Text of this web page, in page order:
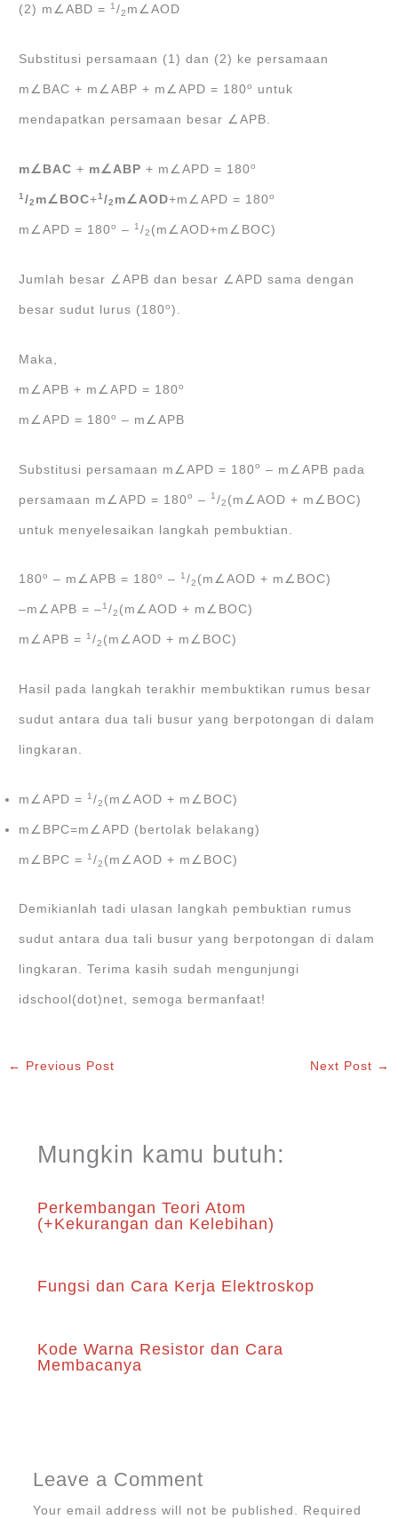
(2) m∠ABD = 1 /2 m∠AOD
Substitusi persamaan (1) dan (2) ke persamaan
m∠BAC + m∠ABP + m∠APD = 180o untuk
mendapatkan persamaan besar ∠APB.
m∠BAC + m∠ABP+ m∠APD = 180o
1 /2 m∠BOC+1 /2 m∠AOD+m∠APD = 180o
m∠APD = 180o ‒ 1 /2 (m∠AOD+m∠BOC)
Jumlah besar ∠APB dan besar ∠APD sama dengan
besar sudut lurus (180o).
Maka,
m∠APB + m∠APD = 180o
m∠APD = 180o ‒ m∠APB
Substitusi persamaan m∠APD = 180o ‒ m∠APB pada
persamaan m∠APD = 180o ‒ 1/2 (m∠AOD + m∠BOC)
untuk menyelesaikan langkah pembuktian.
180o ‒ m∠APB = 180o ‒ 1/2 (m∠AOD + m∠BOC)
‒m∠APB = ‒1/2 (m∠AOD + m∠BOC)
m∠APB = 1/2 (m∠AOD + m∠BOC)
Hasil pada langkah terakhir membuktikan rumus besar
sudut antara dua tali busur yang berpotongan di dalam
lingkaran.
m∠APD = 1 /2 (m∠AOD + m∠BOC)
m∠BPC=m∠APD (bertolak belakang)
m∠BPC = 1 /2 (m∠AOD + m∠BOC)
Demikianlah tadi ulasan langkah pembuktian rumus
sudut antara dua tali busur yang berpotongan di dalam
lingkaran. Terima kasih sudah mengunjungi
idschool(dot)net, semoga bermanfaat!
← Previous Post Next Post →
Mungkin kamu butuh:
Perkembangan Teori Atom
(+Kekurangan dan Kelebihan)
Fungsi dan Cara Kerja Elektroskop
Kode Warna Resistor dan Cara
Membacanya
Leave a Comment
Your email address will not be published. Required